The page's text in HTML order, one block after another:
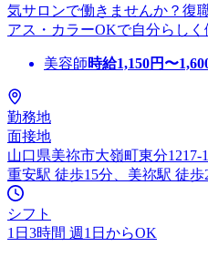
気サロンで働きませんか？復
アス・カラーOKで自分らしく
美容師時給1,150円〜
勤務地
面接地
山口県美祢市大嶺町東分1217-1
重安駅 徒歩15分、美祢駅 徒歩
シフト
1日3時間 週1日からOK